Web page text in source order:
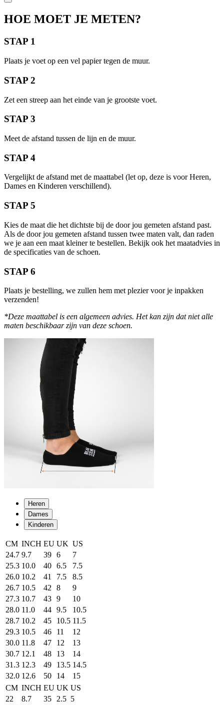
HOE MOET JE METEN?
STAP 1
Plaats je voet op een vel papier tegen de muur.
STAP 2
Zet een streep aan het einde van je grootste voet.
STAP 3
Meet de afstand tussen de lijn en de muur.
STAP 4
Vergelijkt de afstand met de maattabel (let op, deze is voor Heren,
Dames en Kinderen verschillend).
STAP 5
Kies de maat die het dichtste bij de door jou gemeten afstand past.
Als de door jou gemeten afstand tussen twee maten valt, dan raden
we je aan een maat kleiner te bestellen. Bekijk ook het maatadvies in
de specificaties van de schoen.
STAP 6
Plaats je bestelling, we zullen hem met plezier voor je inpakken
verzenden!
*Deze maattabel is een algemeen advies. Het kan zijn dat niet alle
maten beschikbaar zijn van deze schoen.
Heren
Dames
Kinderen
CM INCH EU UK US
24.7 9.7 39 6
7
25.3 10.0 40 6.5
7.5
26.0 10.2 41 7.5
8.5
26.7 10.5 42 8
9
27.3 10.7 43 9
10
28.0 11.0 44 9.5
10.5
28.7 10.2 45 10.5 11.5
29.3 10.5 46 11
12
30.0 11.8 47 12
13
30.7 12.1 48 13
14
31.3 12.3 49 13.5 14.5
32.0 12.6 50 14
15
CM INCH EU UK US
22
8.7 35 2.5 5